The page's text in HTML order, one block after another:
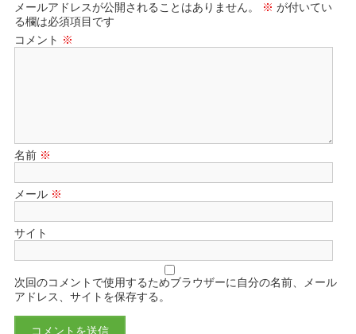
メールアドレスが公開されることはありません。 ※ が付いてい
る欄は必須項目です
コメント ※
名前 ※
メール ※
サイト
次回のコメントで使用するためブラウザーに自分の名前、メール
アドレス、サイトを保存する。